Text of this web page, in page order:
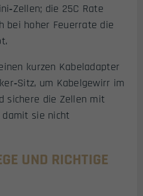
die 25C Rate
bei hoher Feuerrate die
kurzen Kabeladapter
um Kabelgewirr im
sichere die Zellen mit
sie nicht
UND RICHTIGE